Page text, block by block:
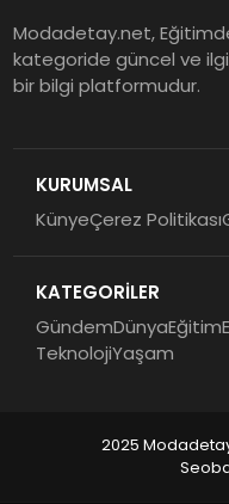
Modadetay.net,
kategoride güncel ve
bir bilgi platformudur.
KURUMSAL
KünyeÇerez Politikası
KATEGORİLER
GündemDünyaEğitim
TeknolojiYaşam
2025